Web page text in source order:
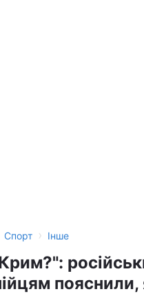
Спорт › Інше
пояснили,